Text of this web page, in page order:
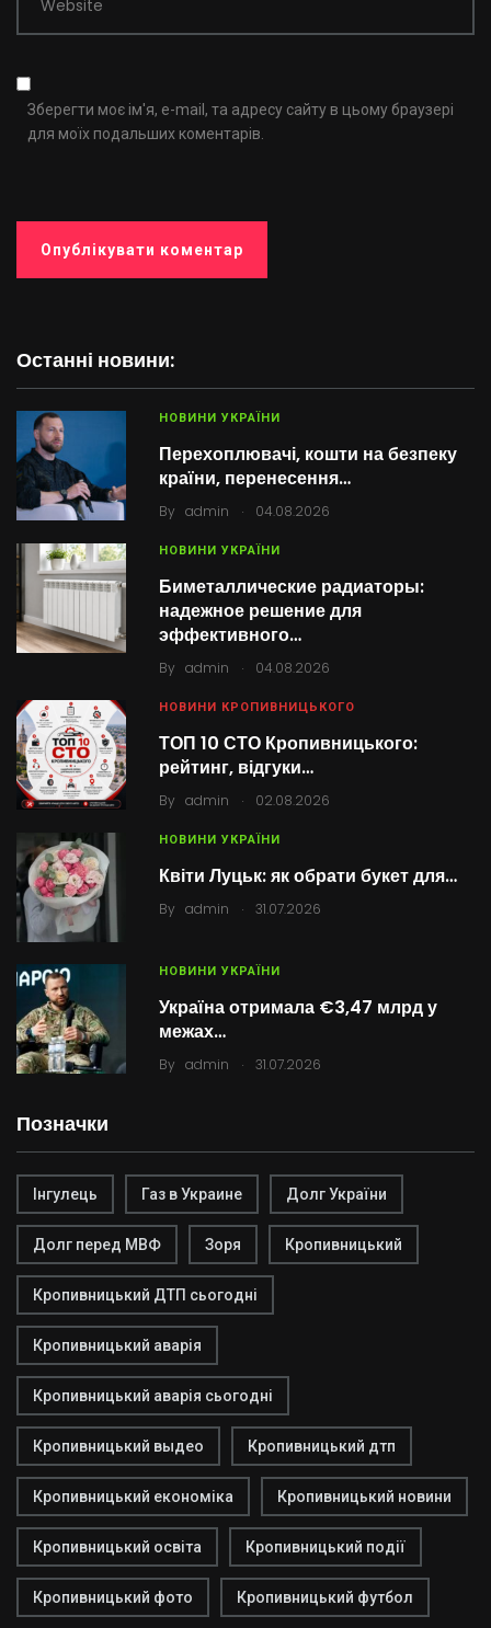
Останні новини:
НОВИНИ УКРАЇНИ
Перехоплювачі, кошти на безпеку
країни, перенесення…
By admin . 04.08.2026
НОВИНИ УКРАЇНИ
Биметаллические радиаторы:
надежное решение для
эффективного…
By admin . 04.08.2026
НОВИНИ КРОПИВНИЦЬКОГО
ТОП 10 СТО Кропивницького:
рейтинг, відгуки…
By admin . 02.08.2026
НОВИНИ УКРАЇНИ
Квіти Луцьк: як обрати букет для…
By admin . 31.07.2026
НОВИНИ УКРАЇНИ
Україна отримала €3,47 млрд у
межах…
By admin . 31.07.2026
Позначки
Інгулець Газ в Украине Долг України
Долг перед МВФ Зоря Кропивницький
Кропивницький ДТП сьогодні
Кропивницький аварія
Кропивницький аварія сьогодні
Кропивницький выдео Кропивницький дтп
Кропивницький економіка Кропивницький новини
Кропивницький освіта Кропивницький події
Кропивницький фото Кропивницький футбол
Website
Зберегти моє ім'я, e-mail, та адресу сайту в цьому браузері
для моїх подальших коментарів.